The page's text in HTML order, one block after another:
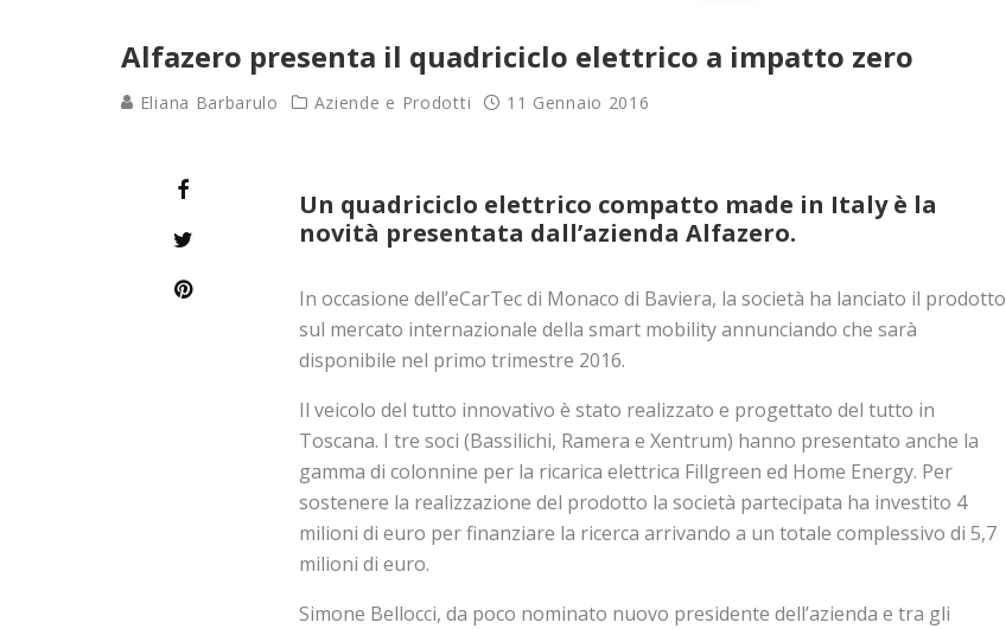
Alfazero presenta il quadriciclo elettrico a impatto zero
Eliana Barbarulo Aziende e Prodotti 11 Gennaio 2016
Un quadriciclo elettrico compatto made in Italy è la
novità presentata dall’azienda Alfazero.
In occasione dell’eCarTec di Monaco di Baviera, la società ha lanciato il prodotto
sul mercato internazionale della smart mobility annunciando che sarà
disponibile nel primo trimestre 2016.
Il veicolo del tutto innovativo è stato realizzato e progettato del tutto in
Toscana. I tre soci (Bassilichi, Ramera e Xentrum) hanno presentato anche la
gamma di colonnine per la ricarica elettrica Fillgreen ed Home Energy. Per
sostenere la realizzazione del prodotto la società partecipata ha investito 4
milioni di euro per finanziare la ricerca arrivando a un totale complessivo di 5,7
milioni di euro.
Simone Bellocci, da poco nominato nuovo presidente dell’azienda e tra gli